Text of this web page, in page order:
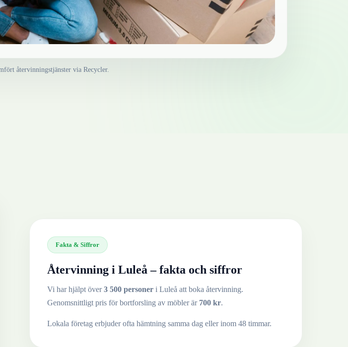
återvinningstjänster via Recycler.
Fakta & Siffror
Återvinning i Luleå – fakta och siffror
Vi har hjälpt över3 500 personer i Luleå att boka återvinning.
Genomsnittligt pris för bortforsling av möblerär 700 kr.
Lokala företag erbjuder ofta hämtning samma dag eller inom 48 timmar.